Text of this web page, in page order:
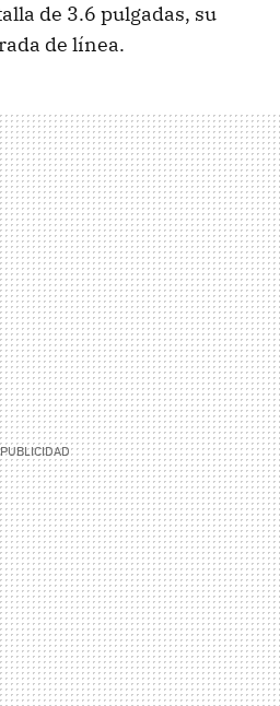
de 3.6 pulgadas, su
de línea.